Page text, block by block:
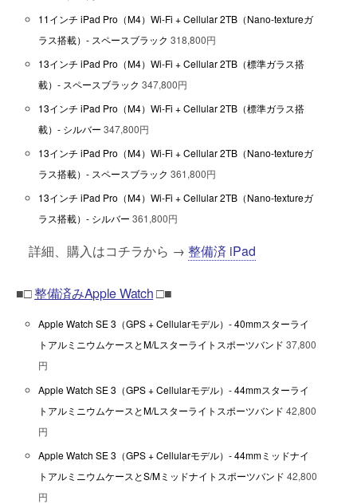
11インチ iPad Pro（M4）Wi-Fi + Cellular 2TB（Nano-textureガ
ラス搭載）- スペースブラック318,800円
13インチ iPad Pro（M4）Wi-Fi + Cellular 2TB（標準ガラス搭
載）- スペースブラック347,800円
13インチ iPad Pro（M4）Wi-Fi + Cellular 2TB（標準ガラス搭
載）- シルバー347,800円
13インチ iPad Pro（M4）Wi-Fi + Cellular 2TB（Nano-textureガ
ラス搭載）- スペースブラック361,800円
13インチ iPad Pro（M4）Wi-Fi + Cellular 2TB（Nano-textureガ
ラス搭載）- シルバー361,800円
詳細、購入はコチラから → 整備済 iPad
■□整備済みApple Watch□■
Apple Watch SE 3（GPS + Cellularモデル）- 40mmスターライ
トアルミニウムケースとM/Lスターライトスポーツバンド37,800
円
Apple Watch SE 3（GPS + Cellularモデル）- 44mmスターライ
トアルミニウムケースとM/Lスターライトスポーツバンド42,800
円
Apple Watch SE 3（GPS + Cellularモデル）- 44mmミッドナイ
トアルミニウムケースとS/Mミッドナイトスポーツバンド42,800
円